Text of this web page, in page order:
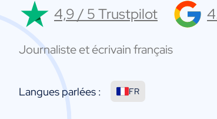
4,9 / 5 Trustpilot
Journaliste et écrivain français
Langues parlées : FR